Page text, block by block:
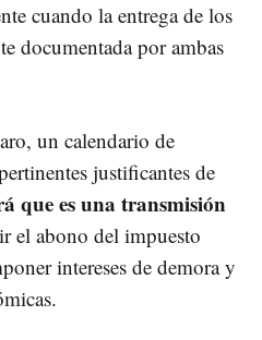
cuando la entrega de los
documentada por ambas
un calendario de
justificantes de
que es una transmisión
el abono del impuesto
intereses de demora y